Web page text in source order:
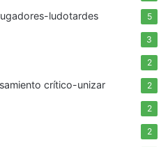
ludotardes 5
3
2
crítico-unizar 2
2
2